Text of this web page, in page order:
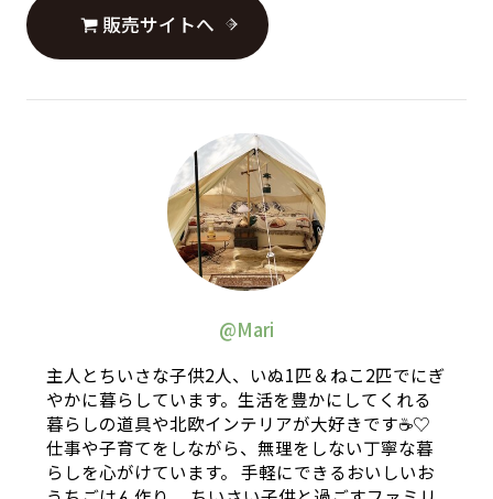
販売サイトへ
@Mari
主人とちいさな子供2人、いぬ1匹＆ねこ2匹でにぎ
やかに暮らしています。生活を豊かにしてくれる
暮らしの道具や北欧インテリアが大好きです☕️♡
仕事や子育てをしながら、無理をしない丁寧な暮
らしを心がけています。 手軽にできるおいしいお